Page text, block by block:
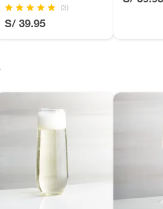
bebidas, medicamentos,
inmediata).
leches para bebés.
instalados.
(3)
S/ 39.95